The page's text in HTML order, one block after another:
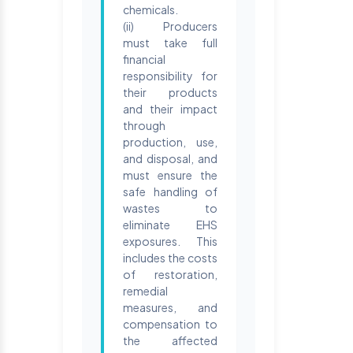
chemicals.
(ii) Producers
must take full
financial
responsibility for
their products
and their impact
through
production, use,
and disposal, and
must ensure the
safe handling of
wastes to
eliminate EHS
exposures. This
includes the costs
of restoration,
remedial
measures, and
compensation to
the affected